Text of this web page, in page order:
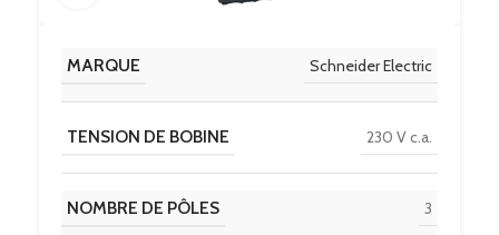
MARQUE Schneider Electric
TENSION DE BOBINE 230 V c.a.
NOMBRE DE PÔLES 3